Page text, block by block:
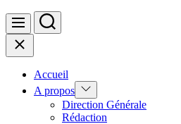
Menu Search
Close
Accueil
A propos Show
sub
menu
Direction Générale
Rédaction